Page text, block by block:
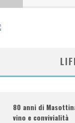
80 anni di
vino e convivialità